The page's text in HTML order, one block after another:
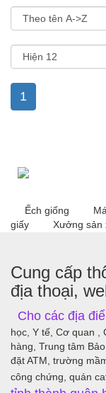
1
Ếch giống
giấy
Xưởng sản
Cung cấp
địa thoại,
Cho các địa
học, Y tế, Cơ quan ,
hàng, Trung tâm
đặt ATM, trường
công chứng, quán